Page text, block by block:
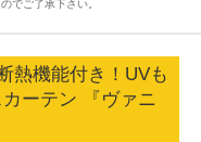
でご了承下さい。
熱機能付き！UVも
ーテン 『ヴァニ